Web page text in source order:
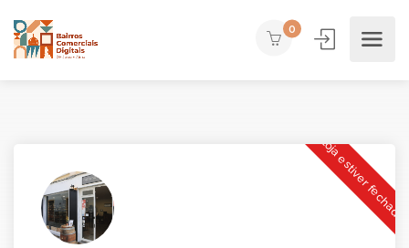
0
Loja estiver fechada